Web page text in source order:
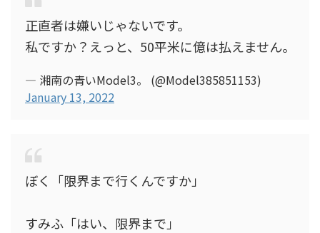
正直者は嫌いじゃないです。
私ですか？えっと、50平米に億は払えません。
— 湘南の青いModel3。 (@Model385851153)
January 13, 2022
ぼく「限界まで行くんですか」
すみふ「はい、限界まで」